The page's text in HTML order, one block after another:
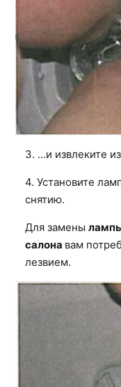
3. ...и извлеките
4. Установите
снятию.
Для замены
салона вам
лезвием.